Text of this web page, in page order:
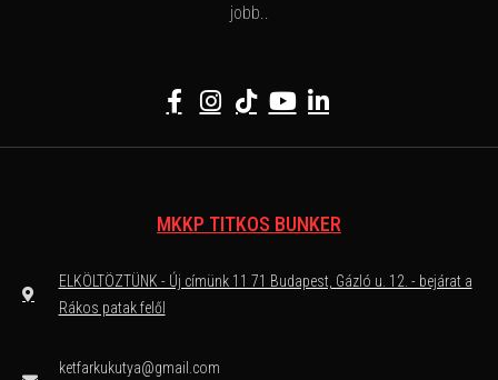
jobb..
MKKP TITKOS BUNKER
ELKÖLTÖZTÜNK - Új címünk 11 71 Budapest, Gázló u. 12. - bejárat a
Rákos patak felől
ketfarkukutya@gmail.com